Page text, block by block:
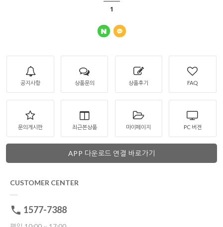
1
공지사항 상품문의 상품후기 FAQ
문의게시판 최근본상품 마이페이지 PC 버젼
APP 다운로드 연결 바로가기
CUSTOMER CENTER
1577-7388